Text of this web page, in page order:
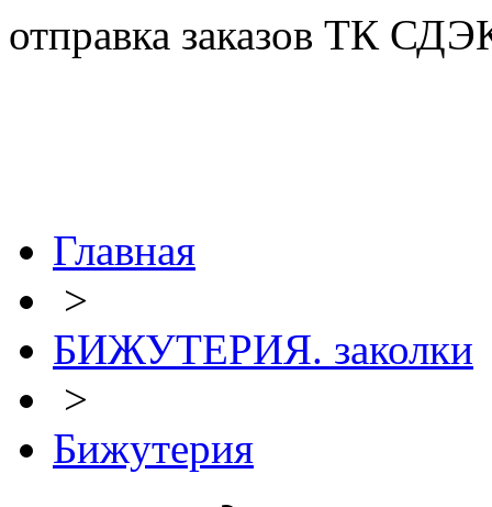
отправка заказов ТК
Главная
>
БИЖУТЕРИЯ. заколки
>
Бижутерия